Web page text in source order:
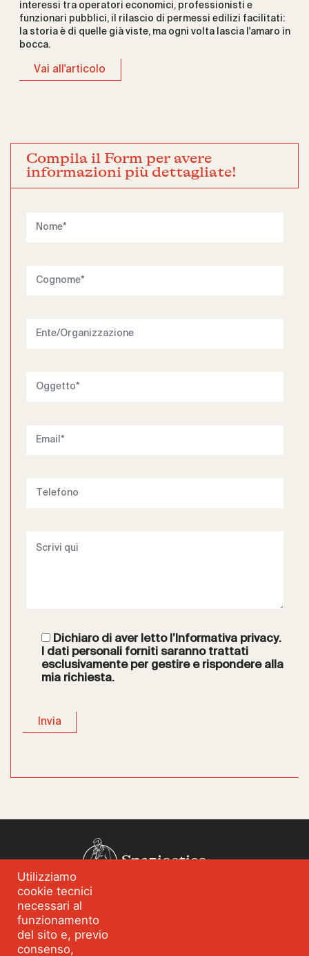
interessi tra operatori economici, professionisti e
funzionari pubblici, il rilascio di permessi edilizi facilitati:
la storia è di quelle già viste, ma ogni volta lascia l'amaro in
bocca.
Vai all'articolo
Compila il Form per avere
informazioni più dettagliate!
Dichiaro di aver letto l’Informativa privacy.
I dati personali forniti saranno trattati
esclusivamente per gestire e rispondere alla
mia richiesta.
Spazioetico
Chi siamo
Blog
Servizi
Utilizziamo
cookie tecnici
necessari al
funzionamento
del sito e, previo
consenso,